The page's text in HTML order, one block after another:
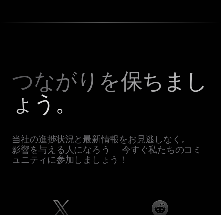
つながりを保ちまし
ょう。
当社の進捗状況と最新情報をお見逃しなく。
影響を与える人になろう — 今すぐ私たちのコミ
ュニティに参加しましょう！